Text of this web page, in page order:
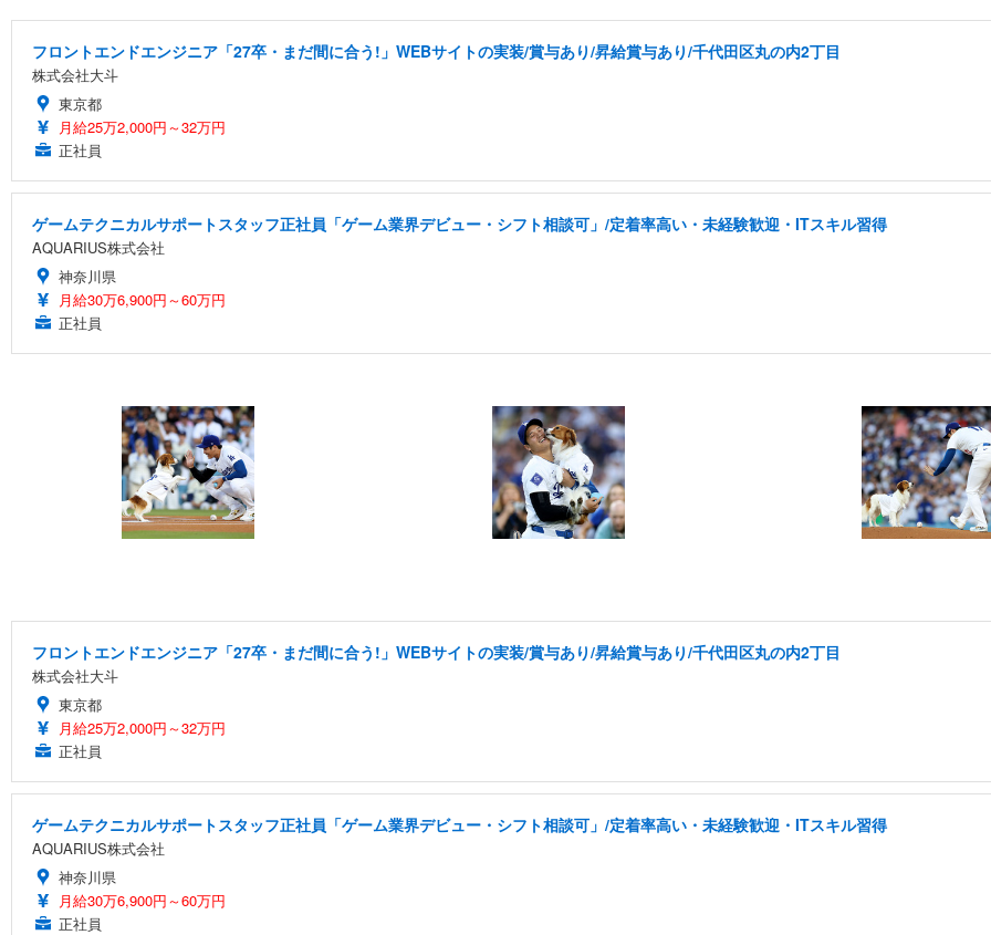
フロントエンドエンジニア「27卒・まだ間に合う!」WEBサイトの実装/賞与あり/昇給賞与あり/千代田区丸の内2丁目
株式会社大斗
東京都
月給25万2,000円～32万円
正社員
ゲームテクニカルサポートスタッフ正社員「ゲーム業界デビュー・シフト相談可」/定着率高い・未経験歓迎・ITスキル習得
AQUARIUS株式会社
神奈川県
月給30万6,900円～60万円
正社員
フロントエンドエンジニア「27卒・まだ間に合う!」WEBサイトの実装/賞与あり/昇給賞与あり/千代田区丸の内2丁目
株式会社大斗
東京都
月給25万2,000円～32万円
正社員
ゲームテクニカルサポートスタッフ正社員「ゲーム業界デビュー・シフト相談可」/定着率高い・未経験歓迎・ITスキル習得
AQUARIUS株式会社
神奈川県
月給30万6,900円～60万円
正社員